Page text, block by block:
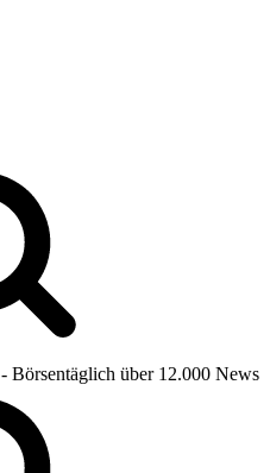
- Börsentäglich über 12.000 News